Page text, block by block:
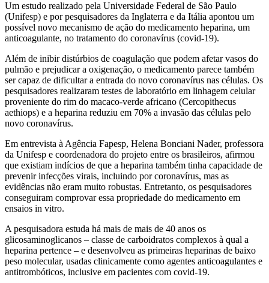
Um estudo realizado pela Universidade Federal de São Paulo
(Unifesp) e por pesquisadores da Inglaterra e da Itália apontou um
possível novo mecanismo de ação do medicamento heparina, um
anticoagulante, no tratamento do coronavírus (covid-19).
Além de inibir distúrbios de coagulação que podem afetar vasos do
pulmão e prejudicar a oxigenação, o medicamento parece também
ser capaz de dificultar a entrada do novo coronavírus nas células. Os
pesquisadores realizaram testes de laboratório em linhagem celular
proveniente do rim do macaco-verde africano (Cercopithecus
aethiops) e a heparina reduziu em 70% a invasão das células pelo
novo coronavírus.
Em entrevista à Agência Fapesp, Helena Bonciani Nader, professora
da Unifesp e coordenadora do projeto entre os brasileiros, afirmou
que existiam indícios de que a heparina também tinha capacidade de
prevenir infecções virais, incluindo por coronavírus, mas as
evidências não eram muito robustas. Entretanto, os pesquisadores
conseguiram comprovar essa propriedade do medicamento em
ensaios in vitro.
A pesquisadora estuda há mais de mais de 40 anos os
glicosaminoglicanos – classe de carboidratos complexos à qual a
heparina pertence – e desenvolveu as primeiras heparinas de baixo
peso molecular, usadas clinicamente como agentes anticoagulantes e
antitrombóticos, inclusive em pacientes com covid-19.